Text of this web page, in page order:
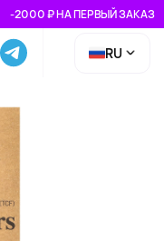
-2000 ₽ НА ПЕРВЫЙ ЗАКАЗ
RU